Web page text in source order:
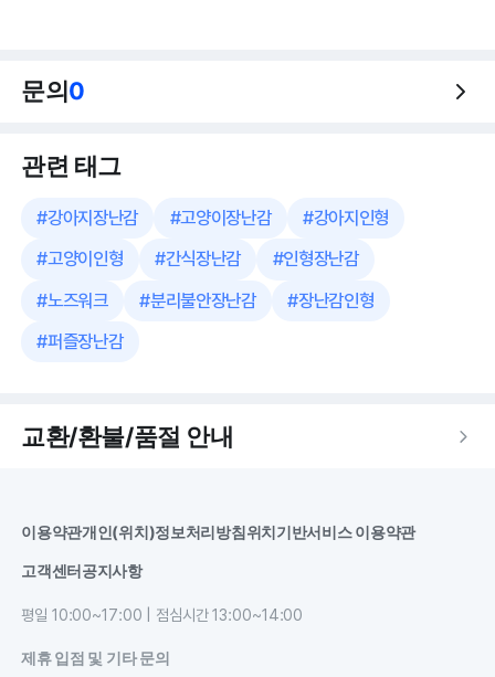
문의0
관련 태그
#강아지장난감 #고양이장난감 #강아지인형
#고양이인형 #간식장난감 #인형장난감
#노즈워크 #분리불안장난감 #장난감인형
#퍼즐장난감
교환/환불/품절 안내
이용약관개인(위치)정보처리방침위치기반서비스 이용약관
고객센터공지사항
평일 10:00~17:00 | 점심시간 13:00~14:00
제휴 입점 및 기타 문의